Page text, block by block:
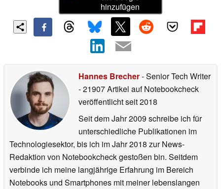
hinzufügen
Hannes Brecher- Senior Tech Writer
- 21907 Artikel auf Notebookcheck
veröffentlichtseit 2018
Seit dem Jahr 2009 schreibe ich für
unterschiedliche Publikationen im
Technologiesektor, bis ich im Jahr 2018 zur News-
Redaktion von Notebookcheck gestoßen bin. Seitdem
verbinde ich meine langjährige Erfahrung im Bereich
Notebooks und Smartphones mit meiner lebenslangen